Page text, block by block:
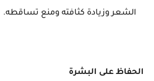
الشعر وزيادة كثافته ومنع تساقطه.
الحفاظ على البشرة